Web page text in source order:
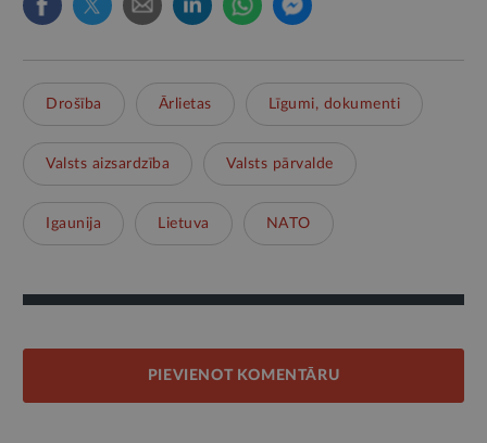
Drošība Ārlietas Līgumi, dokumenti
Valsts aizsardzība Valsts pārvalde
Igaunija Lietuva NATO
PIEVIENOT KOMENTĀRU